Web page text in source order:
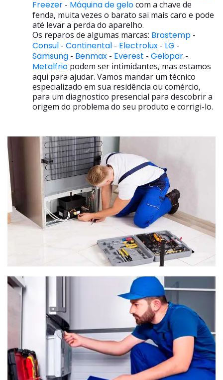
Freezer - Máquina de gelocom a chave de
fenda, muita vezes o barato sai mais caro e pode
até levar a perda do aparelho.
Os reparos de algumas marcas: Brastemp -
Consul - Continental - Electrolux - LG -
Samsung - Benmax - Everest - Gelopar -
Metalfrio podem ser intimidantes, mas estamos
aqui para ajudar. Vamos mandar um técnico
especializado em sua residência ou comércio,
para um diagnostico presencial para descobrir a
origem do problema do seu produto e corrigi-lo.